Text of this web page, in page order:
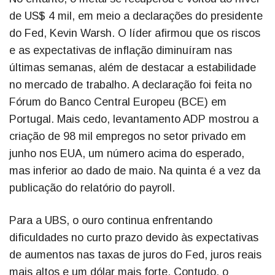
de US$ 4 mil, em meio a declarações do presidente
do Fed, Kevin Warsh. O líder afirmou que os riscos
e as expectativas de inflação diminuíram nas
últimas semanas, além de destacar a estabilidade
no mercado de trabalho. A declaração foi feita no
Fórum do Banco Central Europeu (BCE) em
Portugal. Mais cedo, levantamento ADP mostrou a
criação de 98 mil empregos no setor privado em
junho nos EUA, um número acima do esperado,
mas inferior ao dado de maio. Na quinta é a vez da
publicação do relatório do payroll.
Para a UBS, o ouro continua enfrentando
dificuldades no curto prazo devido às expectativas
de aumentos nas taxas de juros do Fed, juros reais
mais altos e um dólar mais forte. Contudo, o